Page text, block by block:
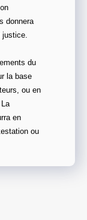
donnera
du
la base
ou en
en
ou